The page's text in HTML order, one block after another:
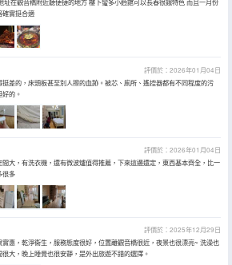
址在觀音橋附近聽便捷的地方 樓下蠻多小麪館可以長春很餓特色 而且一月份
確實挺合適
評價於：2026年01月04日
挺差的，床頭板甚至別人擦的血跡。被芯、廁所、遙控器都有不同程度的污
的。
評價於：2026年01月04日
間大，有洗衣機，還有微波爐值得推薦，下來這邊還定，東西基本齊全，比一
很多
評價於：2025年12月29日
實惠，乾淨衞生，服務態度很好，位置離觀音橋很近，夜景也很漂亮~ 洗澡也
很大，晚上睡覺也很安靜，是外出旅遊不錯的選擇。